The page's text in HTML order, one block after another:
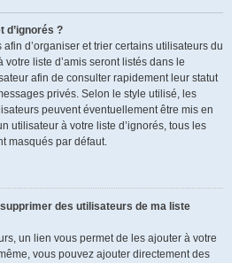
d’ignorés ?
d’organiser et trier certains utilisateurs du
liste d’amis seront listés dans le
afin de consulter rapidement leur statut
privés. Selon le style utilisé, les
peuvent éventuellement être mis en
utilisateur à votre liste d’ignorés, tous les
masqués par défaut.
des utilisateurs de ma liste
un lien vous permet de les ajouter à votre
vous pouvez ajouter directement des